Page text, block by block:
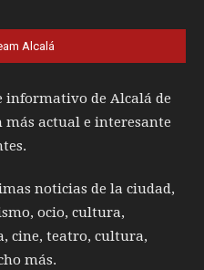
Alcalá
informativo de Alcalá de
actual e interesante
noticias de la ciudad,
ocio, cultura,
cine, teatro, cultura,
más.